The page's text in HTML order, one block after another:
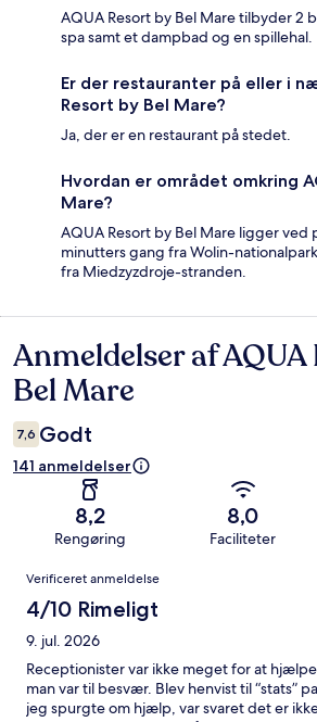
AQUA Resort by Bel Mare tilbyder 2
spa samt et dampbad og en spillehal.
Er der restauranter på eller i
Resort by Bel Mare?
Ja, der er en restaurant på stedet.
Hvordan er området omkring
Mare?
AQUA Resort by Bel Mare ligger ved
minutters gang fra Wolin-
fra Miedzyzdroje-stranden.
Anmeldelser
Anmeldelser af AQUA
Bel Mare
7,6 Godt
141 anmeldelser
8,2
Rengøring
8,0
Faciliteter
Anmeldelser
Verificeret anmeldelse
4/10 Rimeligt
9. jul. 2026
Receptionister var ikke meget for at
man var til besvær. Blev henvist til “stats”
jeg spurgte om hjælp, var svaret det er